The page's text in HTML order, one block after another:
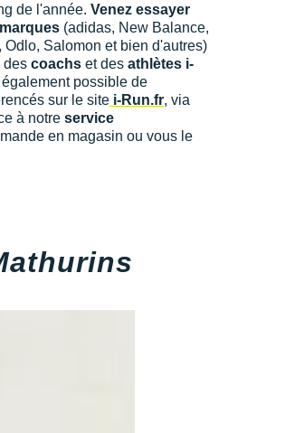
de l'année. Venez essayer
(adidas, New Balance,
Salomon et bien d'autres)
des coachs et des athlètes i-
possible de
sur le site i-Run.fr, via
à notre service
en magasin ou vous le